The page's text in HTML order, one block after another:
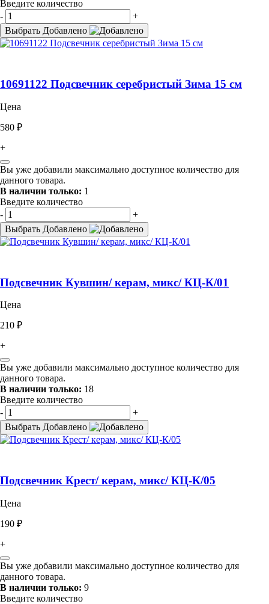
Введите количество
-
+
Выбрать Добавлено
10691122 Подсвечник серебристый Зима 15 см
Цена
580 ₽
+
Вы уже добавили максимально доступное количество для
данного товара.
В наличии только: 1
Введите количество
-
+
Выбрать Добавлено
Подсвечник Кувшин/ керам, микс/ КЦ-К/01
Цена
210 ₽
+
Вы уже добавили максимально доступное количество для
данного товара.
В наличии только: 18
Введите количество
-
+
Выбрать Добавлено
Подсвечник Крест/ керам, микс/ КЦ-К/05
Цена
190 ₽
+
Вы уже добавили максимально доступное количество для
данного товара.
В наличии только: 9
Введите количество